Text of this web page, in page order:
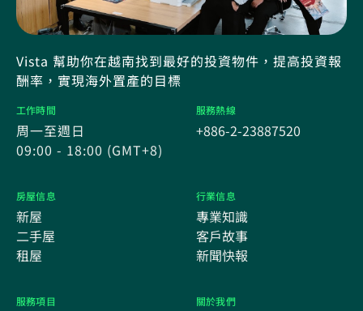
Vista 幫助你在越南找到最好的投資物件，提高投資報
酬率，實現海外置產的目標
工作時間
周一至週日
09:00 - 18:00 (GMT+8)
服務熱線
+886-2-23887520
房屋信息
新屋
二手屋
租屋
行業信息
專業知識
客戶故事
新聞快報
服務項目 關於我們